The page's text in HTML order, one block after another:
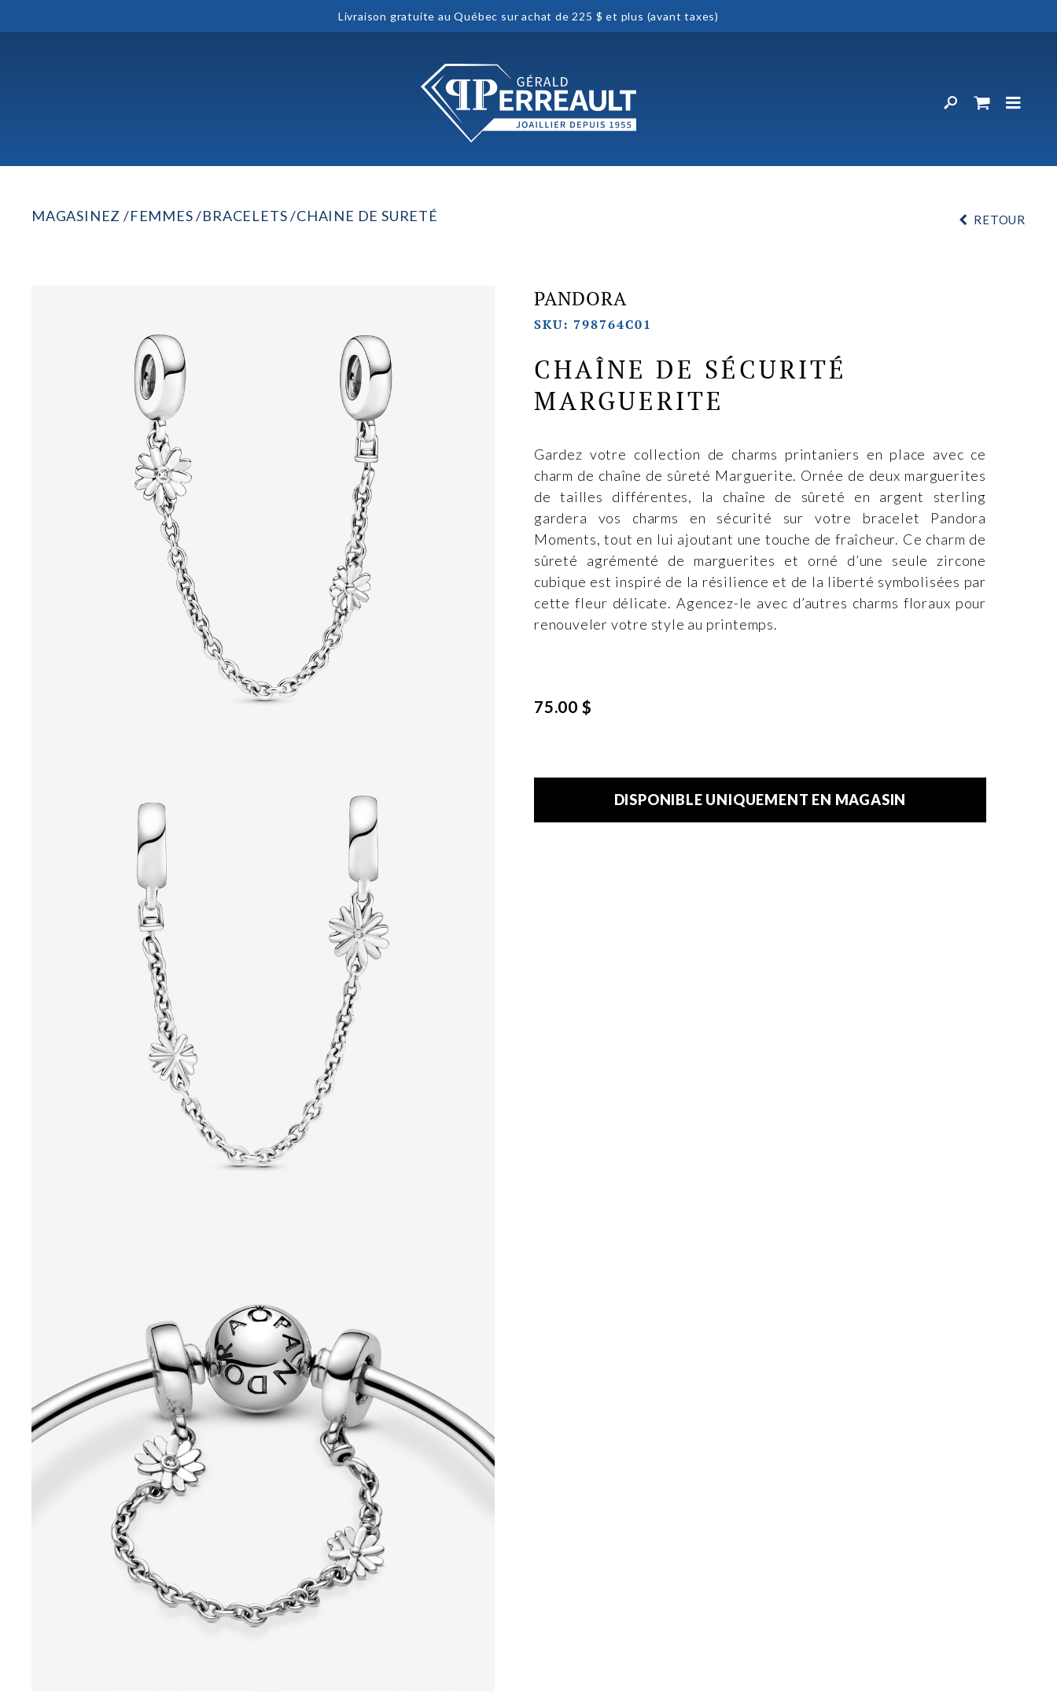
Livraison gratuite au Québec sur achat de 225 $ et plus (avant taxes)
MAGASINEZ FEMMES BRACELETS CHAINE DE SURETÉ RETOUR
PANDORA
SKU: 798764C01
CHAÎNE DE SÉCURITÉ
MARGUERITE
Gardez votre collection de charms printaniers en place avec ce
charm de chaîne de sûreté Marguerite. Ornée de deux marguerites
de tailles différentes, la chaîne de sûreté en argent sterling
gardera vos charms en sécurité sur votre bracelet Pandora
Moments, tout en lui ajoutant une touche de fraîcheur. Ce charm de
sûreté agrémenté de marguerites et orné d’une seule zircone
cubique est inspiré de la résilience et de la liberté symbolisées par
cette fleur délicate. Agencez-le avec d’autres charms floraux pour
renouveler votre style au printemps.
75.00 $
DISPONIBLE UNIQUEMENT EN MAGASIN